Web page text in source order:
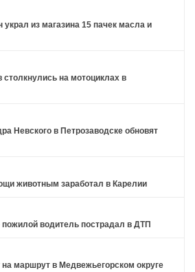
из магазина 15 пачек масла и
столкнулись на мотоциклах в
Невского в Петрозаводске обновят
животным заработал в Карелии
водитель пострадал в ДТП
маршрут в Медвежьегорском округе